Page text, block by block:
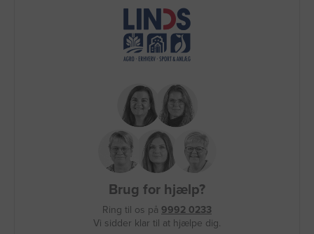
Brug for hjælp?
Ring til os på 9992 0233
Vi sidder klar til at hjælpe dig.